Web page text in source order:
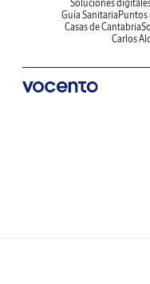
Soluciones
Guía SanitariaPuntos
Casas de Cantabria
Carlos